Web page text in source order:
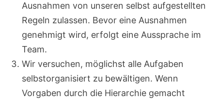
Ausnahmen von unseren selbst aufgestellten
Regeln zulassen. Bevor eine Ausnahmen
genehmigt wird, erfolgt eine Aussprache im
Team.
Wir versuchen, möglichst alle Aufgaben
selbstorganisiert zu bewältigen. Wenn
Vorgaben durch die Hierarchie gemacht